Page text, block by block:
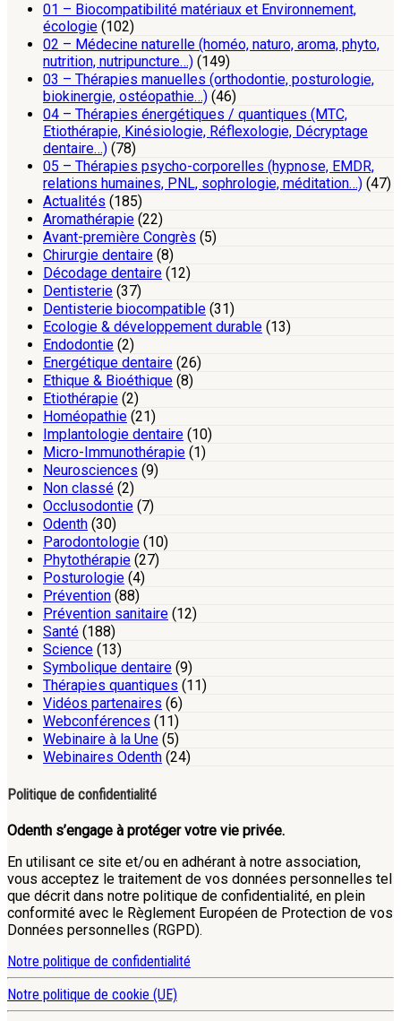
01 – Biocompatibilité matériaux et Environnement,
écologie (102)
02 – Médecine naturelle (homéo, naturo, aroma, phyto,
nutrition, nutripuncture…) (149)
03 – Thérapies manuelles (orthodontie, posturologie,
biokinergie, ostéopathie…) (46)
04 – Thérapies énergétiques / quantiques (MTC,
Etiothérapie, Kinésiologie, Réflexologie, Décryptage
dentaire…) (78)
05 – Thérapies psycho-corporelles (hypnose, EMDR,
relations humaines, PNL, sophrologie, méditation…) (47)
Actualités (185)
Aromathérapie (22)
Avant-première Congrès (5)
Chirurgie dentaire (8)
Décodage dentaire (12)
Dentisterie (37)
Dentisterie biocompatible (31)
Ecologie & développement durable (13)
Endodontie (2)
Energétique dentaire (26)
Ethique & Bioéthique (8)
Etiothérapie (2)
Homéopathie (21)
Implantologie dentaire (10)
Micro-Immunothérapie (1)
Neurosciences (9)
Non classé (2)
Occlusodontie (7)
Odenth (30)
Parodontologie (10)
Phytothérapie (27)
Posturologie (4)
Prévention (88)
Prévention sanitaire (12)
Santé (188)
Science (13)
Symbolique dentaire (9)
Thérapies quantiques (11)
Vidéos partenaires (6)
Webconférences (11)
Webinaire à la Une (5)
Webinaires Odenth (24)
Politique de confidentialité
Odenth s’engage à protéger votre vie privée.
En utilisant ce site et/ou en adhérant à notre association,
vous acceptez le traitement de vos données personnelles tel
que décrit dans notre politique de confidentialité, en plein
conformité avec le Règlement Européen de Protection de vos
Données personnelles (RGPD).
Notre politique de confidentialité
Notre politique de cookie (UE)